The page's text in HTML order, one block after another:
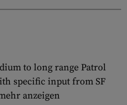
to long range Patrol
specific input from SF
anzeigen